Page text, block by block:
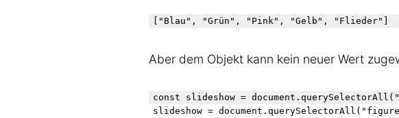
Aber dem Objekt kann kein neuer Wert
const slideshow =